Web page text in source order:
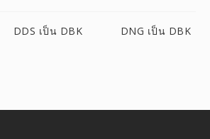
DDS เป็น DBK DNG เป็น DBK